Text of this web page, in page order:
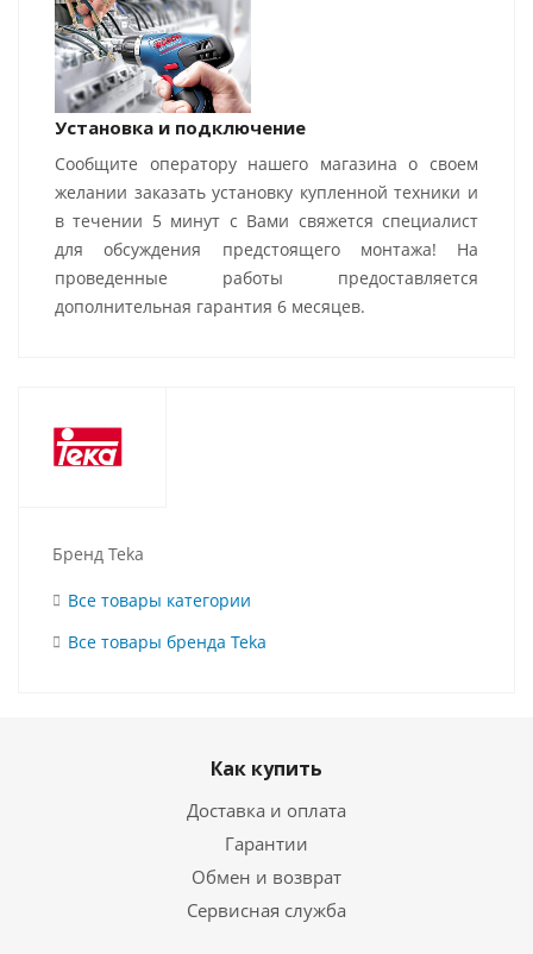
Установка и подключение
Сообщите оператору нашего магазина о своем
желании заказать установку купленной техники и
в течении 5 минут с Вами свяжется специалист
для обсуждения предстоящего монтажа! На
проведенные работы предоставляется
дополнительная гарантия 6 месяцев.
Бренд Teka
Все товары категории
Все товары бренда Teka
Как купить
Доставка и оплата
Гарантии
Обмен и возврат
Сервисная служба